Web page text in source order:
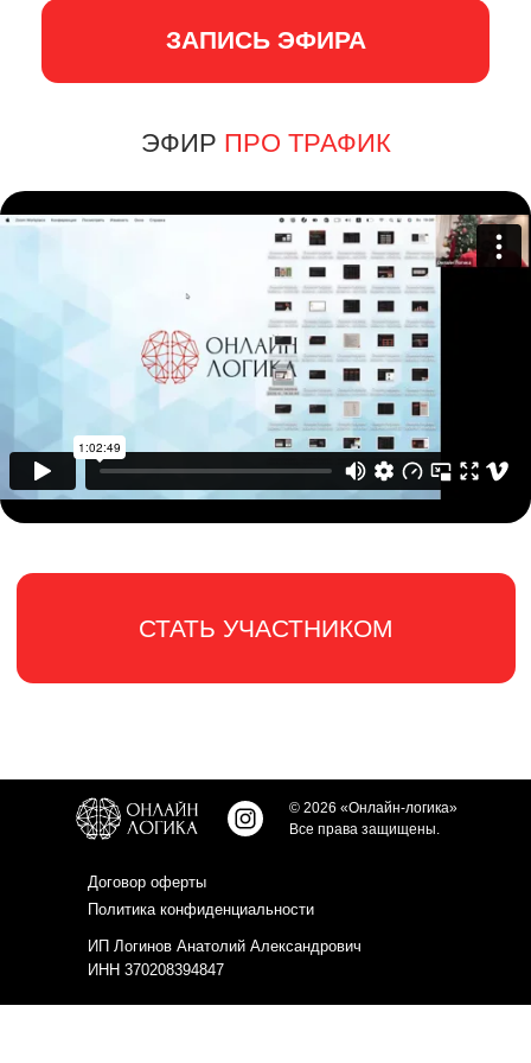
ЗАПИСЬ ЭФИРА
СТАТЬ УЧАСТНИКОМ
© 2026 «Онлайн-логика»
Все права защищены.
Договор оферты
Политика конфиденциальности
ИП Логинов Анатолий Александрович
ИНН 370208394847